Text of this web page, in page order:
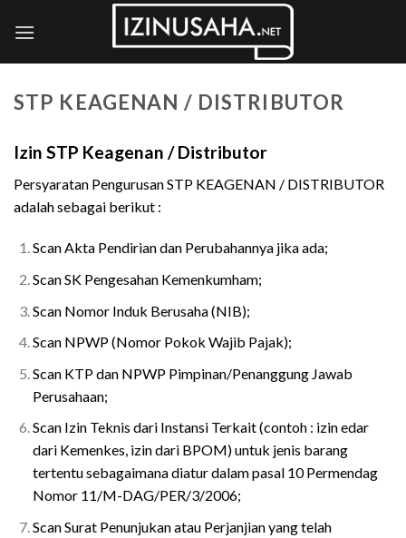
STP KEAGENAN / DISTRIBUTOR
Izin STP Keagenan / Distributor
Persyaratan Pengurusan STP KEAGENAN / DISTRIBUTOR
adalah sebagai berikut :
Scan Akta Pendirian dan Perubahannya jika ada;
Scan SK Pengesahan Kemenkumham;
Scan Nomor Induk Berusaha (NIB);
Scan NPWP (Nomor Pokok Wajib Pajak);
Scan KTP dan NPWP Pimpinan/Penanggung Jawab
Perusahaan;
Scan Izin Teknis dari Instansi Terkait (contoh : izin edar
dari Kemenkes, izin dari BPOM) untuk jenis barang
tertentu sebagaimana diatur dalam pasal 10 Permendag
Nomor 11/M-DAG/PER/3/2006;
Scan Surat Penunjukan atau Perjanjian yang telah